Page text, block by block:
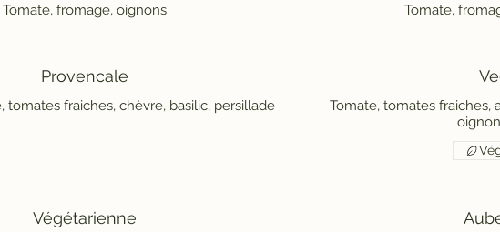
Tomate, fromage, oignons Tomate,
Provencale
tomates fraiches, chèvre, basilic, persillade
Tomate, tomates fraiches,
Végétarienne